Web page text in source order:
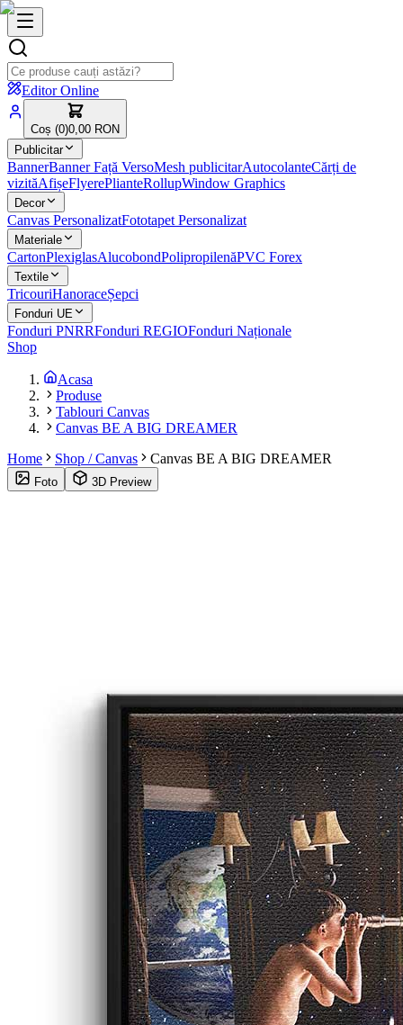
Editor Online
Coș (0)0,00 RON
Publicitar
BannerBanner Față VersoMesh publicitarAutocolanteCărți de
vizităAfișeFlyerePlianteRollupWindow Graphics
Decor
Canvas PersonalizatFototapet Personalizat
Materiale
CartonPlexiglasAlucobondPolipropilenăPVC Forex
Textile
TricouriHanoraceȘepci
Fonduri UE
Fonduri PNRRFonduri REGIOFonduri Naționale
Shop
Acasa
Produse
Tablouri Canvas
Canvas BE A BIG DREAMER
Home
Shop / Canvas Canvas BE A BIG DREAMER
Foto 3D Preview